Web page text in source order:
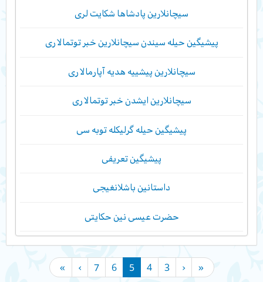
سیچانلارین پادشاها شکایت لری
پیشیگین حیله سیندن سیچانلارین خبر توتمالاری
سیچانلارین پیشییه هدیه آپارمالاری
سیچانلارین ایشدن خبر توتمالاری
پیشیگین حیله گرلیکله توبه سی
پیشیگین تعریفی
داستانین باشلانغیجی
حضرت عیسی نین حکایتی
«
‹
3
4
5
6
7
›
»